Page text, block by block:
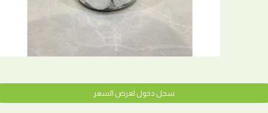
سجل دخول لعرض السعر